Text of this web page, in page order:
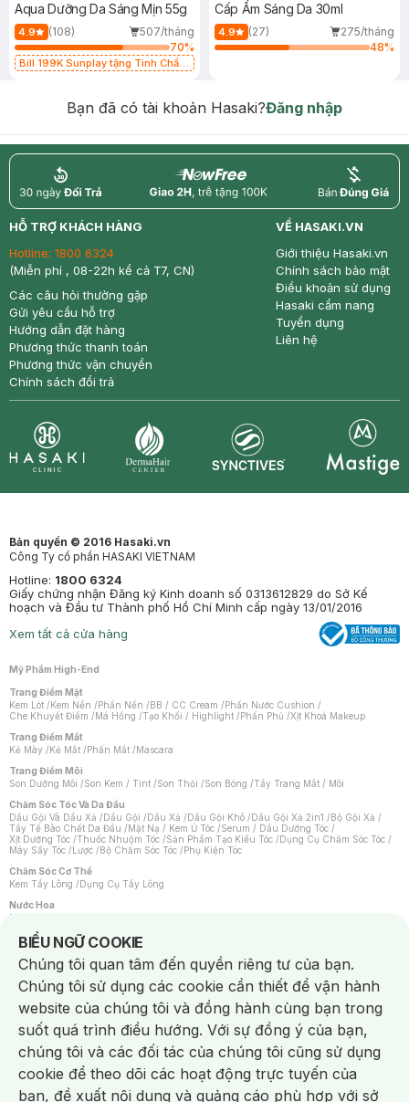
Aqua Dưỡng Da Sáng Mịn 55g
4.9 (108)
507/tháng
70%
Bill 199K Sunplay tặng Tinh Chất
Cấp Ẩm Sáng Da 30ml
4.9 (27)
275/tháng
48%
Bạn đã có tài khoản Hasaki?Đăng nhập
return nowfree price
HỖ TRỢ KHÁCH HÀNG
Hotline: 1800 6324
(Miễn phí , 08-22h kể cả T7, CN)
Các câu hỏi thường gặp
Gửi yêu cầu hỗ trợ
Hướng dẫn đặt hàng
Phương thức thanh toán
Phương thức vận chuyển
Chính sách đổi trả
VỀ HASAKI.VN
Giới thiệu Hasaki.vn
Chính sách bảo mật
Điều khoản sử dụng
Hasaki cẩm nang
Tuyển dụng
Liên hệ
Bản quyền © 2016 Hasaki.vn
Công Ty cổ phần HASAKI VIETNAM
Hotline: 1800 6324
Giấy chứng nhận Đăng ký Kinh doanh số 0313612829 do Sở Kế
hoạch và Đầu tư Thành phố Hồ Chí Minh cấp ngày 13/01/2016
Xem tất cả cửa hàng
Mỹ Phẩm High-End
Trang Điểm Mặt
Kem Lót /Kem Nền /Phấn Nền /BB / CC Cream /Phấn Nước Cushion /
Che Khuyết Điểm /Má Hồng /Tạo Khối / Highlight /Phấn Phủ /Xịt Khoá Makeup
Trang Điểm Mắt
Kẻ Mày /Kẻ Mắt /Phấn Mắt /Mascara
Trang Điểm Môi
Son Dưỡng Môi /Son Kem / Tint /Son Thỏi /Son Bóng /Tẩy Trang Mắt / Môi
Chăm Sóc Tóc Và Da Đầu
Dầu Gội Và Dầu Xả /Dầu Gội /Dầu Xả /Dầu Gội Khô /Dầu Gội Xả 2in1 /Bộ Gội Xả /
Tẩy Tế Bào Chết Da Đầu /Mặt Nạ / Kem Ủ Tóc /Serum / Dầu Dưỡng Tóc /
Xịt Dưỡng Tóc /Thuốc Nhuộm Tóc /Sản Phẩm Tạo Kiểu Tóc /Dụng Cụ Chăm Sóc Tóc /
Máy Sấy Tóc /Lược /Bộ Chăm Sóc Tóc /Phụ Kiện Tóc
Chăm Sóc Cơ Thể
Kem Tẩy Lông /Dụng Cụ Tẩy Lông
Nước Hoa
Nước Hoa Nữ
Chăm Sóc Cá Nhân
Chống Muỗi /Khẩu Trang /Máy Massage/Mặt Nạ Xông Hơi /Nước Rửa Tay/
Sản Phẩm Chăm Sóc Khác /Bàn Chải Đánh Răng /Bàn Chải Điện/
Hỗ Trợ Trắng Răng/Kem Đánh Răng /Máy Tăm Nước/ Nước Súc Miệng/
Tăm / Chỉ Nha Khoa/ Xịt Thơm Miệng / Dung Dịch Vệ Sinh/Dưỡng Vùng Kín/
Khăn Ướt Vệ Sinh Vùng Kín/Băng Vệ Sinh/Tampon/Bọt Cạo Râu /Dao Cạo Râu/
Máy Cạo Râu
Vấn Đề Về Da
Da Dầu / Lỗ Chân Lông To/ Da Khô / Mất Nước/ Da Lão Hóa/ Da Mụn/
Da Nhạy Cảm / Kích Ứng
Da Xỉn Màu Thâm / Nám / Tàn Nhang
Quầng Thâm & Bọng Mắt /Sẹo /Viêm Da Cơ Địa
Dụng Cụ / Phụ Kiện Chăm Sóc Da
BIỂU NGỮ COOKIE
Notice about cookies usage
Chúng tôi quan tâm đến quyền riêng tư của bạn.
Chúng tôi sử dụng các cookie cần thiết để vận hành
website của chúng tôi và đồng hành cùng bạn trong
suốt quá trình điều hướng. Với sự đồng ý của bạn,
chúng tôi và các đối tác của chúng tôi cũng sử dụng
cookie để theo dõi các hoạt động trực tuyến của
bạn, đề xuất nội dung và quảng cáo phù hợp với sở